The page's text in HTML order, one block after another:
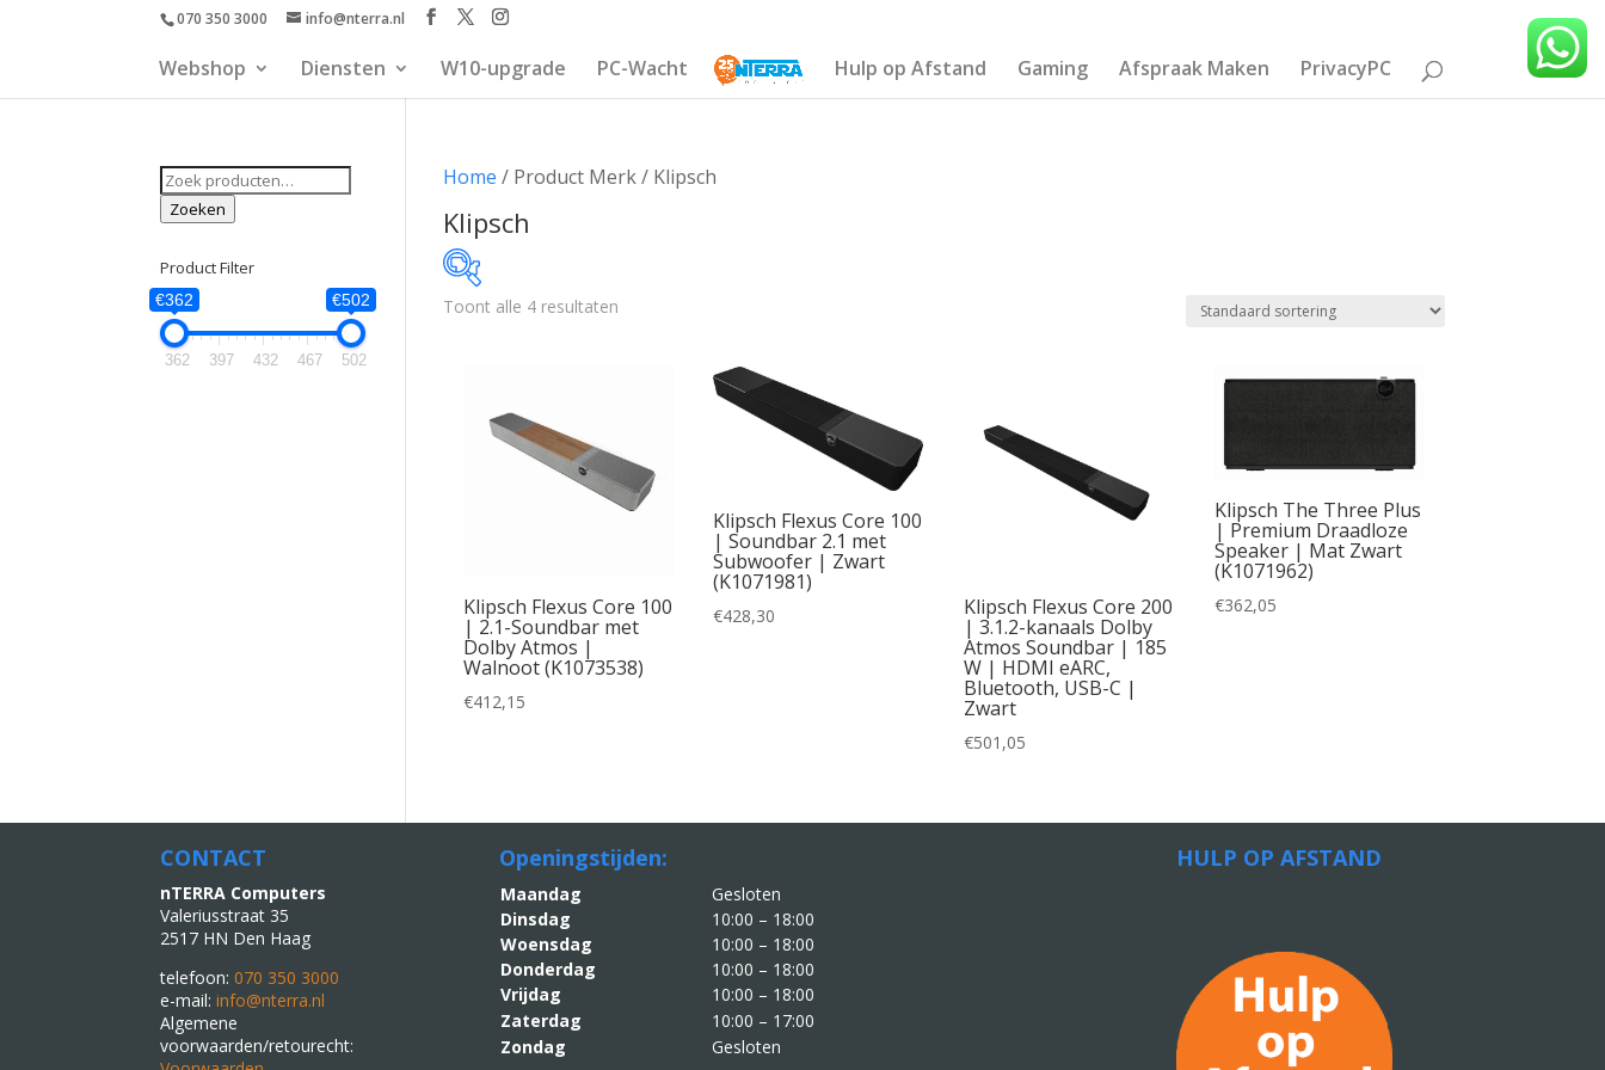
070 350 3000 info@nterra.nl
Webshop Diensten W10-upgrade PC-Wacht Hulp op Afstand Gaming Afspraak Maken PrivacyPC
Home / Product Merk / Klipsch
Klipsch
502
Toont alle 4 resultaten
Klipsch Flexus Core 100
| 2.1-Soundbar met
Dolby Atmos |
Walnoot (K1073538)
€412,15
Klipsch Flexus Core 100
| Soundbar 2.1 met
Subwoofer | Zwart
(K1071981)
€428,30 Klipsch Flexus Core 200
| 3.1.2-kanaals Dolby
Atmos Soundbar | 185
W | HDMI eARC,
Bluetooth, USB-C |
Zwart
€501,05
Klipsch The Three Plus
| Premium Draadloze
Speaker | Mat Zwart
(K1071962)
€362,05
Zoeken
naar:
Zoeken
Product Filter
€362 €502
362 397 432 467 502
CONTACT
nTERRA Computers
Valeriusstraat 35
2517 HN Den Haag
telefoon:070 350 3000
e-mail:info@nterra.nl
Algemene
voorwaarden/retourecht:
Openingstijden:
Maandag
Gesloten
Dinsdag
10:00 – 18:00
Woensdag
10:00 – 18:00
Donderdag
10:00 – 18:00
Vrijdag
10:00 – 18:00
Zaterdag
10:00 – 17:00
Zondag
Gesloten
HULP OP AFSTAND